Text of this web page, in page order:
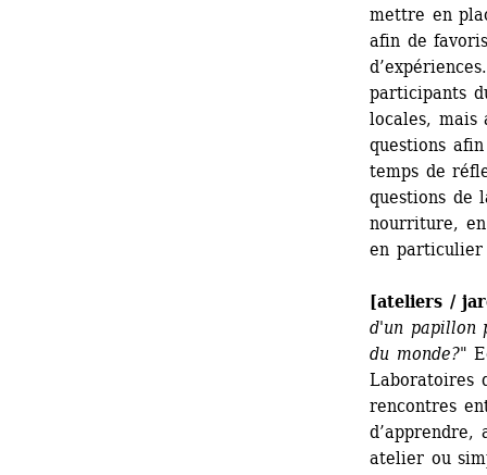
mettre en
afin de
participants
locales, mais
questions
temps de
questions de
nourriture,
en particulier
[ateliers /
d'un papillon
du monde?"
Laboratoires
rencontres
d’apprendre,
atelier ou